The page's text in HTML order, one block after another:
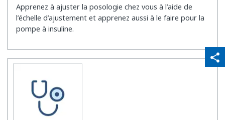
share
qr_code_scanner
content_copy
Apprenez à ajuster la posologie chez vous à l’aide de
l’échelle d’ajustement et apprenez aussi à le faire pour la
pompe à insuline.